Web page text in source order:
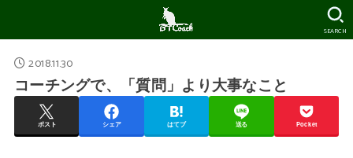
SEARCH
2018.11.30
コーチングで、「質問」より大事なこと
ポスト シェア はてブ 送る Pocket